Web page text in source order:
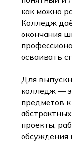
как можно
Колледж
окончания
осваивать
Для
колледж —
предметов
проекты,
обсуждения